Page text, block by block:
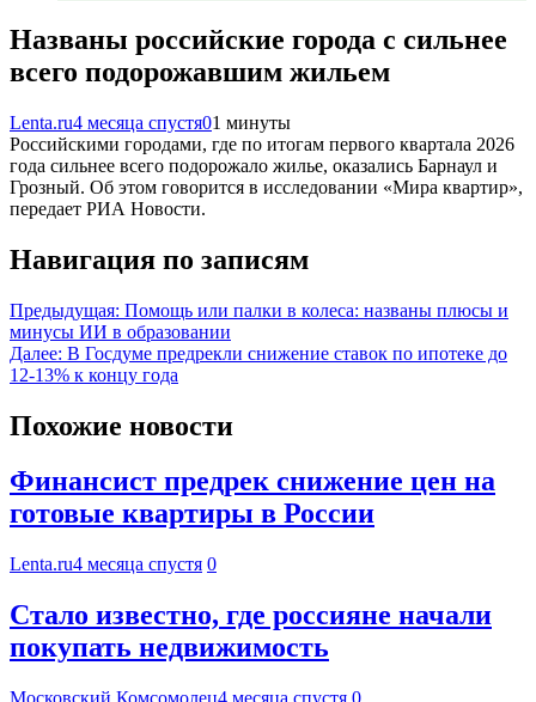
Названы российские города с сильнее
всего подорожавшим жильем
Lenta.ru4 месяца спустя01 минуты
Российскими городами, где по итогам первого квартала 2026
года сильнее всего подорожало жилье, оказались Барнаул и
Грозный. Об этом говорится в исследовании «Мира квартир»,
передает РИА Новости.
Навигация по записям
Предыдущая: Помощь или палки в колеса: названы плюсы и
минусы ИИ в образовании
Далее: В Госдуме предрекли снижение ставок по ипотеке до
12-13% к концу года
Похожие новости
Финансист предрек снижение цен на
готовые квартиры в России
Lenta.ru4 месяца спустя 0
Стало известно, где россияне начали
покупать недвижимость